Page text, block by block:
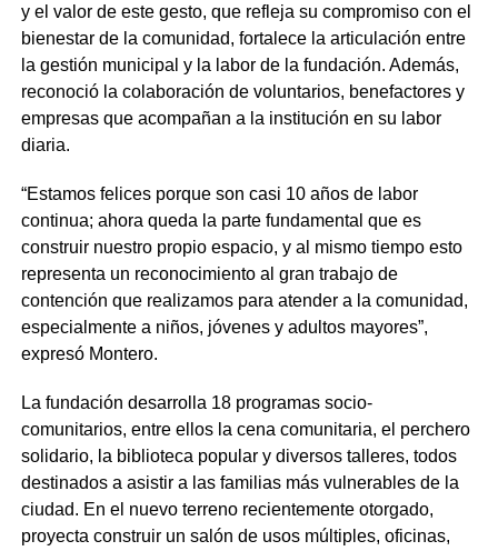
y el valor de este gesto, que refleja su compromiso con el
bienestar de la comunidad, fortalece la articulación entre
la gestión municipal y la labor de la fundación. Además,
reconoció la colaboración de voluntarios, benefactores y
empresas que acompañan a la institución en su labor
diaria.
“Estamos felices porque son casi 10 años de labor
continua; ahora queda la parte fundamental que es
construir nuestro propio espacio, y al mismo tiempo esto
representa un reconocimiento al gran trabajo de
contención que realizamos para atender a la comunidad,
especialmente a niños, jóvenes y adultos mayores”,
expresó Montero.
La fundación desarrolla 18 programas socio-
comunitarios, entre ellos la cena comunitaria, el perchero
solidario, la biblioteca popular y diversos talleres, todos
destinados a asistir a las familias más vulnerables de la
ciudad. En el nuevo terreno recientemente otorgado,
proyecta construir un salón de usos múltiples, oficinas,